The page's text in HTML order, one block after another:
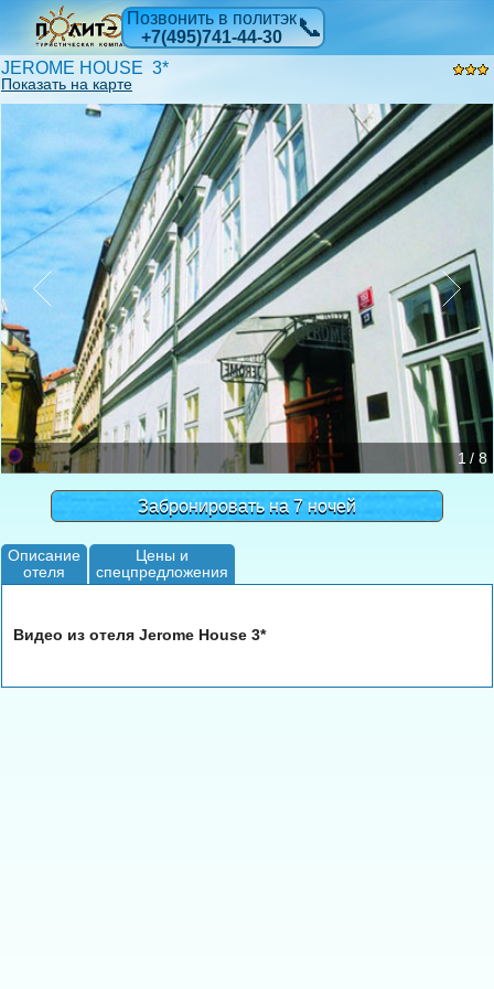
Позвонить в политэк
+7(495)741-44-30
📞
JEROME HOUSE 3*
Показать на карте
1 / 8
Забронировать на 7 ночей
Описание
отеля
Цены и
спецпредложения
Видео из отеля Jerome House 3*